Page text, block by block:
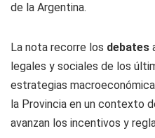
de la Argentina.
La nota recorre los debates
legales y sociales de los
estrategias
la Provincia en un contexto
avanzan los incentivos y